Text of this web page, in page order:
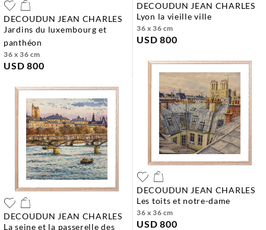
DECOUDUN JEAN CHARLES
jardins du luxembourg et
panthéon
36 x 36 cm
USD 800
DECOUDUN JEAN CHARLES
lyon la vieille ville
36 x 36 cm
USD 800
DECOUDUN JEAN CHARLES
la seine et la passerelle des
DECOUDUN JEAN CHARLES
les toits et notre-dame
36 x 36 cm
USD 800